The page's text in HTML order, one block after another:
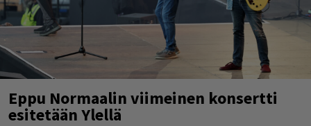
Eppu Normaalin viimeinen konsertti
esitetään Ylellä